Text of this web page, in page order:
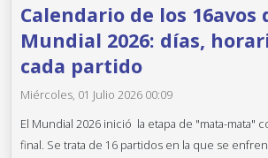
Calendario de los 16avos
Mundial 2026: días,
cada partido
Miércoles, 01 Julio 2026 00:09
El Mundial 2026 inició la etapa de "mata-mata"
final. Se trata de 16 partidos en la que se